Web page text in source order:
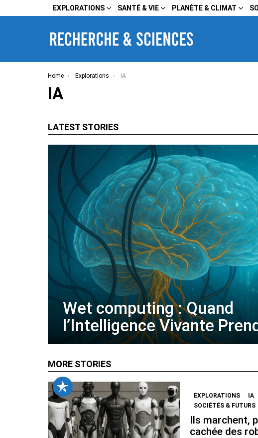
EXPLORATIONS SANTÉ & VIE PLANÈTE & CLIMAT
You are here:
Home Explorations IA
IA
LATEST STORIES
Wet computing : Quand
l’Intelligence Vivante
MORE STORIES
EXPLORATIONS IA
SOCIÉTÉS & FUTURS
Ils marchent,
cachée des